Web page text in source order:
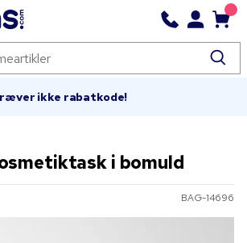
ikke rabatkode!
i bomuld
BAG-14696